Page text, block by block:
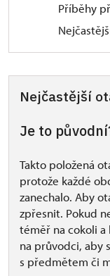
Příběhy
Nejčastější
Je to
Takto položená
protože každé
zanechalo. Aby
zpřesnit. Pokud
téměř na cokoli
na průvodci, aby
s předmětem či